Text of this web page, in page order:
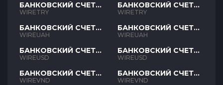
БАНКОВСКИЙ СЧЕТ
TRY
WIRETRY
БАНКОВСКИЙ СЧЕТ
UAH
WIREUAH
БАНКОВСКИЙ СЧЕТ
USD
WIREUSD
БАНКОВСКИЙ СЧЕТ
VND
WIREVND
БАНКОВСКИЙ СЧЕТ
TRY
WIRETRY
БАНКОВСКИЙ СЧЕТ
UAH
WIREUAH
БАНКОВСКИЙ СЧЕТ
USD
WIREUSD
БАНКОВСКИЙ СЧЕТ
VND
WIREVND